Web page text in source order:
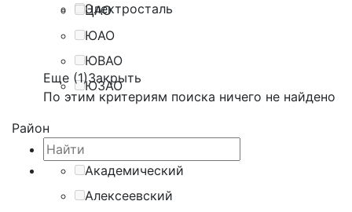
Электросталь
ЦАО
ЮАО
ЮВАО
ЮЗАО
Еще (1)Закрыть
По этим критериям поиска ничего не найдено
Район
Академический
Алексеевский